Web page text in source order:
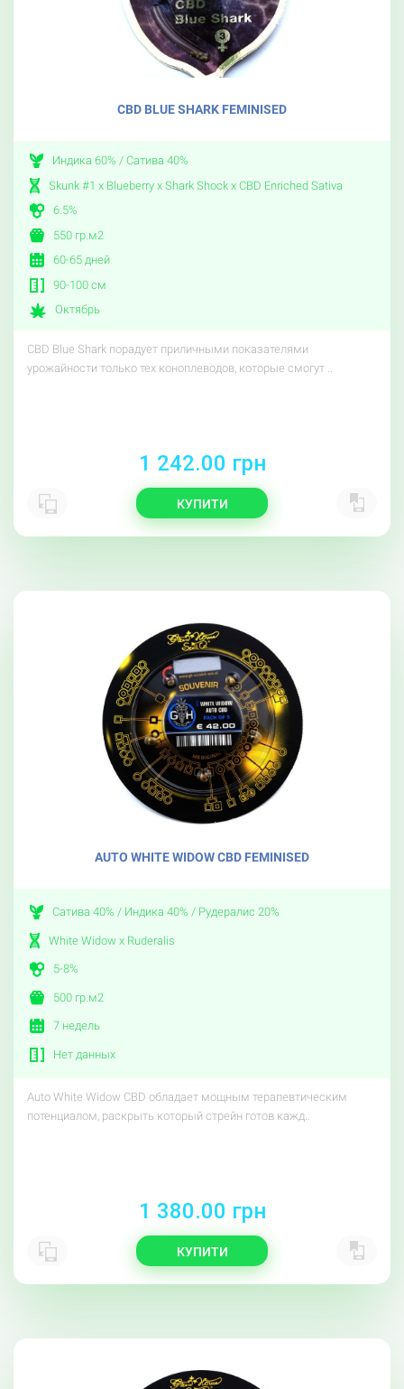
CBD BLUE SHARK FEMINISED
Индика 60% / Сатива 40%
Skunk #1 x Blueberry x Shark Shock x CBD Enriched Sativa
6.5%
550 гр.м2
60-65 дней
90-100 см
Октябрь
CBD Blue Shark порадует приличными показателями
урожайности только тех коноплеводов, которые смогут ..
1 242.00 грн
КУПИТИ
AUTO WHITE WIDOW CBD FEMINISED
Сатива 40% / Индика 40% / Рудералис 20%
White Widow x Ruderalis
5-8%
500 гр.м2
7 недель
Нет данных
Auto White Widow CBD обладает мощным терапевтическим
потенциалом, раскрыть который стрейн готов кажд..
1 380.00 грн
КУПИТИ